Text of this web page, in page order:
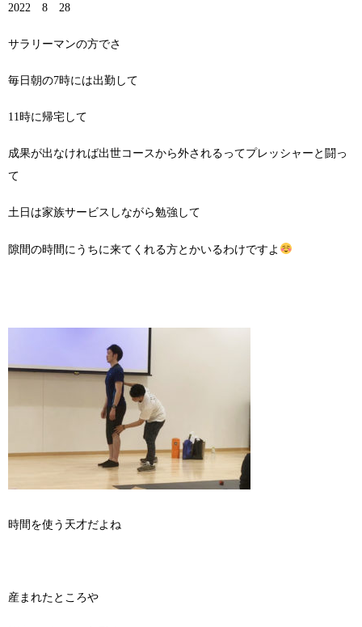
2022 8 28
サラリーマンの方でさ
毎日朝の7時には出勤して
11時に帰宅して
成果が出なければ出世コースから外されるってプレッシャーと闘っ
て
土日は家族サービスしながら勉強して
隙間の時間にうちに来てくれる方とかいるわけですよ
時間を使う天才だよね
産まれたところや